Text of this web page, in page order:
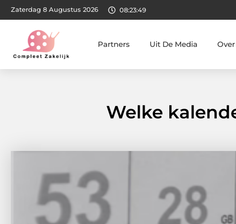
Zaterdag 8 Augustus 2026 08:23:51
Partners Uit De Media
Welke